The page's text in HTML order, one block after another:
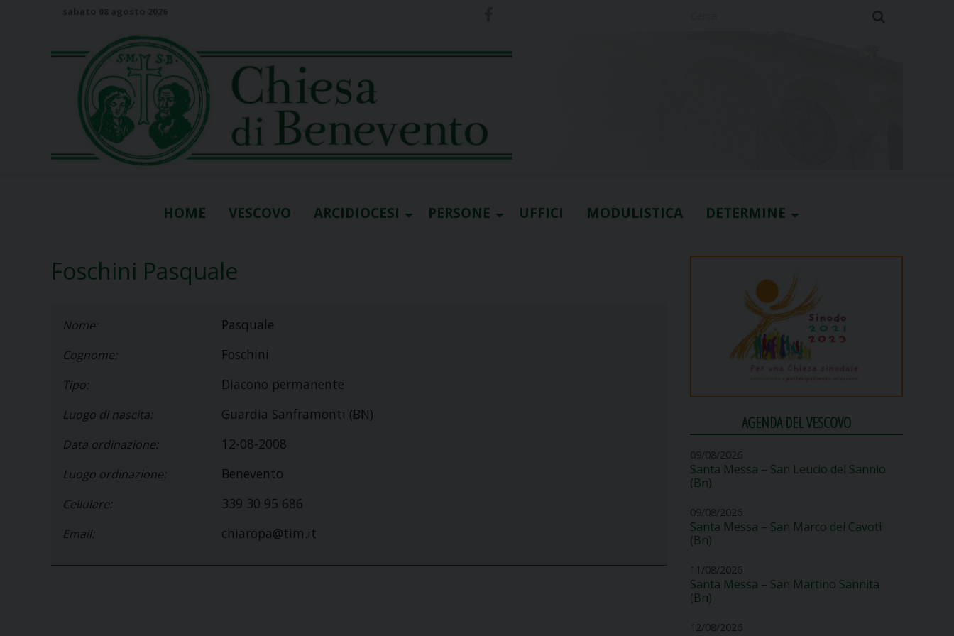
HOME VESCOVO ARCIDIOCESI PERSONE UFFICI MODULISTICA DETERMINE
Foschini Pasquale
Nome: Pasquale
Cognome: Foschini
Tipo: Diacono permanente
Luogo di nascita: Guardia Sanframonti (BN)
Data ordinazione: 12-08-2008
Luogo ordinazione: Benevento
Cellulare: 339 30 95 686
Email: chiaropa@tim.it
AGENDA DEL VESCOVO
09/08/2026
Santa Messa – San Leucio del Sannio
(Bn)
09/08/2026
Santa Messa – San Marco dei Cavoti
(Bn)
11/08/2026
Santa Messa – San Martino Sannita
(Bn)
12/08/2026